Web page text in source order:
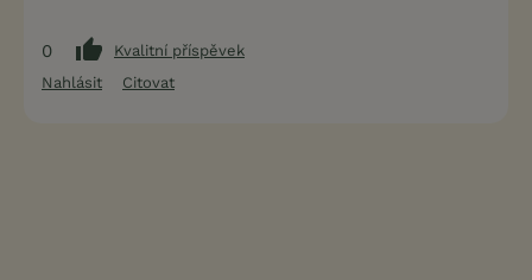
0
Kvalitní příspěvek
Nahlásit
Citovat